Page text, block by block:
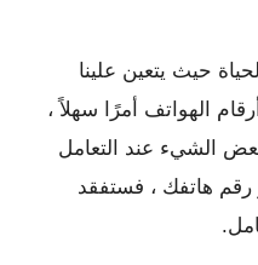
حيث يتعين علينا
الهواتف أمرًا سهلاً ،
الشيء عند التعامل
رقم هاتفك ، فستفقد